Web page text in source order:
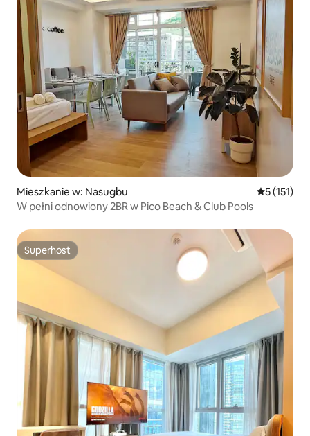
Mieszkanie w: Nasugbu Średnia
5 (151)
W pełni odnowiony 2BR w Pico Beach & Club Pools
Superhost
Superhost